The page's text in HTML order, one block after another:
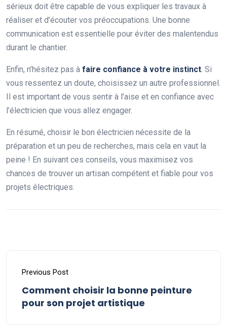
sérieux doit être capable de vous expliquer les travaux à
réaliser et d’écouter vos préoccupations. Une bonne
communication est essentielle pour éviter des malentendus
durant le chantier.
Enfin, n’hésitez pas à faire confiance à votre instinct . Si
vous ressentez un doute, choisissez un autre professionnel.
Il est important de vous sentir à l’aise et en confiance avec
l’électricien que vous allez engager.
En résumé, choisir le bon électricien nécessite de la
préparation et un peu de recherches, mais cela en vaut la
peine ! En suivant ces conseils, vous maximisez vos
chances de trouver un artisan compétent et fiable pour vos
projets électriques.
Previous Post
Comment choisir la bonne peinture
pour son projet artistique